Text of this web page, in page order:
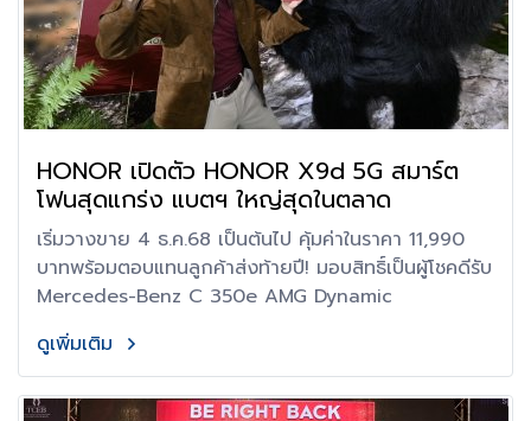
HONOR เปิดตัว HONOR X9d 5G สมาร์ต
โฟนสุดแกร่ง แบตฯ ใหญ่สุดในตลาด
เริ่มวางขาย 4 ธ.ค.68 เป็นต้นไป คุ้มค่าในราคา 11,990
บาทพร้อมตอบแทนลูกค้าส่งท้ายปี! มอบสิทธิ์เป็นผู้โชคดีรับ
Mercedes-Benz C 350e AMG Dynamic
ดูเพิ่มเติม